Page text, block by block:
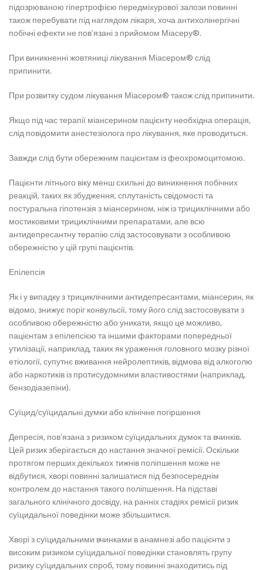
підозрюваною гіпертрофією передміхурової залози повинні
також перебувати під наглядом лікаря, хоча антихолінергічні
побічні ефекти не пов’язані з прийомом Міасеру®.
При виникненні жовтяниці лікування Міасером® слід
припинити.
При розвитку судом лікування Міасером® також слід припинити.
Якщо під час терапії міансерином пацієнту необхідна операція,
слід повідомити анестезіолога про лікування, яке проводиться.
Завжди слід бути обережним пацієнтам із феохромоцитомою.
Пацієнти літнього віку менш схильні до виникнення побічних
реакцій, таких як збудження, сплутаність свідомості та
постуральна гіпотензія з міансерином, ніж із трициклічними або
мостиковими трициклічними препаратами, але всю
антидепресантну терапію слід застосовувати з особливою
обережністю у цій групі пацієнтів.
Епілепсія
Як і у випадку з трициклічними антидепресантами, міансерин, як
відомо, знижує поріг конвульсії, тому його слід застосовувати з
особливою обережністю або уникати, якщо це можливо,
пацієнтам з епілепсією та іншими факторами попередньої
утилізації, наприклад, таких як ураження головного мозку різної
етіології, супутнє вживання нейролептиків, відмова від алкоголю
або наркотиків із протисудомними властивостями (наприклад,
бензодіазепіни).
Суїцид/суїцидальні думки або клінічне погіршення
Депресія, пов’язана з ризиком суїцидальних думок та вчинків.
Цей ризик зберігається до настання значної ремісії. Оскільки
протягом перших декількох тижнів поліпшення може не
відбутися, хворі повинні залишатися під безпосереднім
контролем до настання такого поліпшення. На підставі
загального клінічного досвіду, на ранніх стадіях ремісії ризик
суїцидальної поведінки може збільшитися.
Хворі з суїцидальними вчинками в анамнезі або пацієнти з
високим ризиком суїцидальної поведінки становлять групу
ризику суїцидальних спроб, тому повинні знаходитись під